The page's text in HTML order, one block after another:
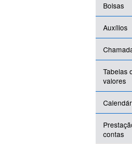
Bolsas
Auxílios
Tabelas
valores
contas